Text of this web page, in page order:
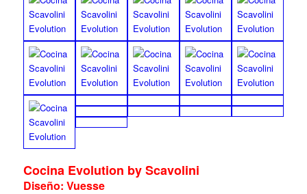
Cocina Evolution by Scavolini
Diseño: Vuesse